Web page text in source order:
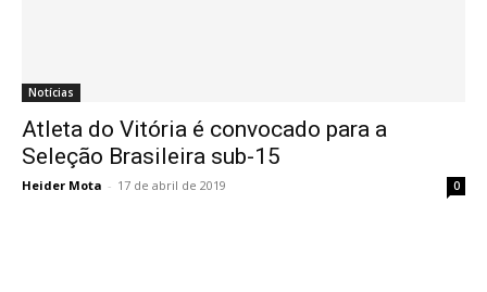
Notícias
Atleta do Vitória é convocado para a
Seleção Brasileira sub-15
Heider Mota - 17 de abril de 2019 0